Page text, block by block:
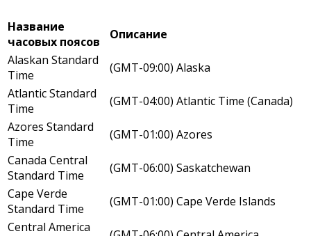
Название
часовых поясов
Описание
Alaskan Standard
Time
(GMT-09:00) Alaska
Atlantic Standard
Time
(GMT-04:00) Atlantic Time (Canada)
Azores Standard
Time
(GMT-01:00) Azores
Canada Central
Standard Time
(GMT-06:00) Saskatchewan
Cape Verde
Standard Time
(GMT-01:00) Cape Verde Islands
Central America